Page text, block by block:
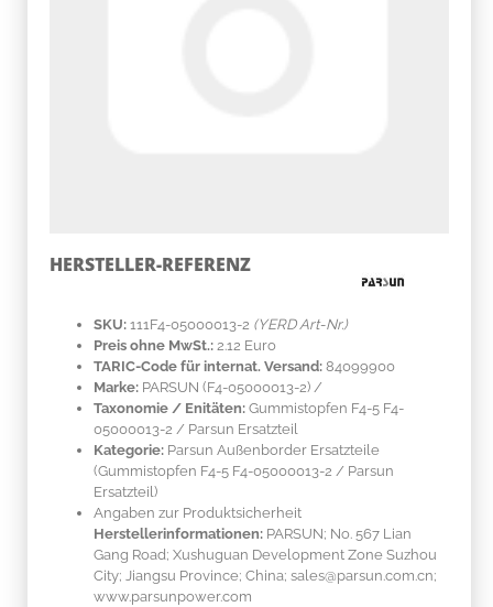
HERSTELLER-REFERENZ
SKU: 111F4-05000013-2 (YERD Art-Nr.)
Preis ohne MwSt.: 2.12 Euro
TARIC-Code für internat. Versand: 84099900
Marke: PARSUN (F4-05000013-2) /
Taxonomie / Enitäten: Gummistopfen F4-5 F4-
05000013-2 / Parsun Ersatzteil
Kategorie: Parsun Außenborder Ersatzteile
(Gummistopfen F4-5 F4-05000013-2 / Parsun
Ersatzteil)
Angaben zur Produktsicherheit
Herstellerinformationen: PARSUN; No. 567 Lian
Gang Road; Xushuguan Development Zone Suzhou
City; Jiangsu Province; China; sales@parsun.com.cn;
www.parsunpower.com